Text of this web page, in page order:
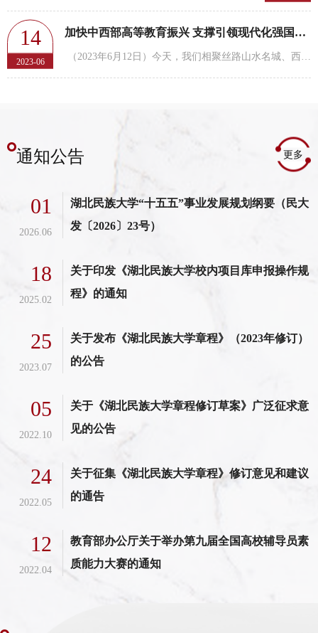
14
2023-06
加快中西部高等教育振兴 支撑引领现代化强国建设——全面振兴...
通知公告 更多
01
2026.06
湖北民族大学“十五五”事业发展规划纲要（民大
发〔2026〕23号）
18
2025.02
关于印发《湖北民族大学校内项目库申报操作规
程》的通知
25
2023.07
关于发布《湖北民族大学章程》（2023年修订）
的公告
05
2022.10
关于《湖北民族大学章程修订草案》广泛征求意
见的公告
24
2022.05
关于征集《湖北民族大学章程》修订意见和建议
的通告
12
2022.04
教育部办公厅关于举办第九届全国高校辅导员素
质能力大赛的通知